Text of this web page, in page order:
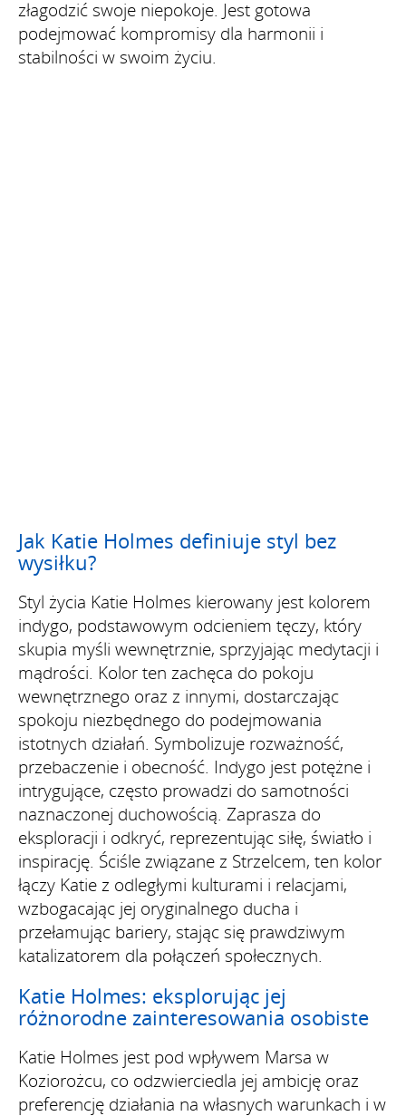
złagodzić swoje niepokoje. Jest gotowa
podejmować kompromisy dla harmonii i
stabilności w swoim życiu.
Jak Katie Holmes definiuje styl bez
wysiłku?
Styl życia Katie Holmes kierowany jest kolorem
indygo, podstawowym odcieniem tęczy, który
skupia myśli wewnętrznie, sprzyjając medytacji i
mądrości. Kolor ten zachęca do pokoju
wewnętrznego oraz z innymi, dostarczając
spokoju niezbędnego do podejmowania
istotnych działań. Symbolizuje rozważność,
przebaczenie i obecność. Indygo jest potężne i
intrygujące, często prowadzi do samotności
naznaczonej duchowością. Zaprasza do
eksploracji i odkryć, reprezentując siłę, światło i
inspirację. Ściśle związane z Strzelcem, ten kolor
łączy Katie z odległymi kulturami i relacjami,
wzbogacając jej oryginalnego ducha i
przełamując bariery, stając się prawdziwym
katalizatorem dla połączeń społecznych.
Katie Holmes: eksplorując jej
różnorodne zainteresowania osobiste
Katie Holmes jest pod wpływem Marsa w
Koziorożcu, co odzwierciedla jej ambicję oraz
preferencję działania na własnych warunkach i w